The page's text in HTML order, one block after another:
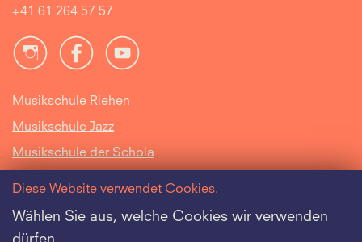
+41 61 264 57 57
Musikschule Riehen
Musikschule Jazz
Musikschule der Schola
Intranet
Diese Website verwendet Cookies.
Wählen Sie aus, welche Cookies wir verwenden